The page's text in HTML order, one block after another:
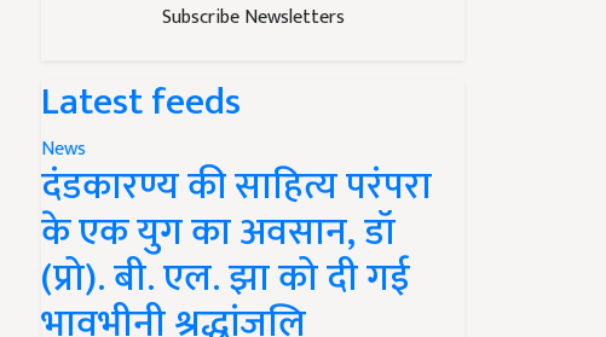
Subscribe Newsletters
Latest feeds
News
दंडकारण्य की साहित्य परंपरा
के एक युग का अवसान, डॉ
(प्रो). बी. एल. झा को दी गई